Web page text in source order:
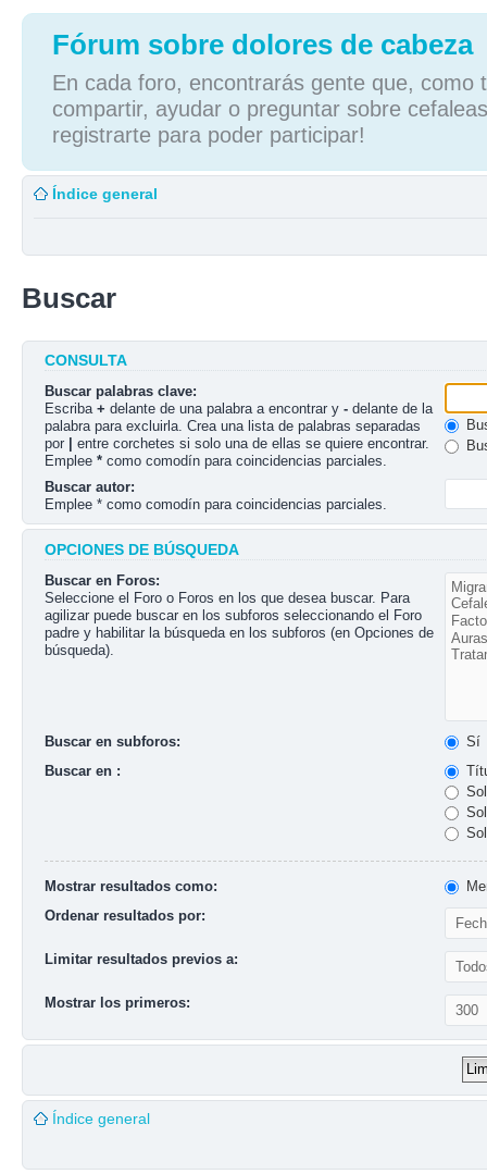
Fórum sobre dolores de cabeza
En cada foro, encontrarás gente que, como
compartir, ayudar o preguntar sobre
registrarte para poder participar!
Índice general
Buscar
CONSULTA
Buscar palabras clave:
Escriba + delante de una palabra a encontrar y - delante de la
palabra para excluirla. Crea una lista de palabras separadas
por
entre corchetes si solo una de ellas se quiere encontrar.
Emplee * como comodín para coincidencias parciales.
Buscar autor:
Emplee * como comodín para coincidencias parciales.
OPCIONES DE BÚSQUEDA
Buscar en Foros:
Seleccione el Foro o Foros en los que desea buscar. Para
agilizar puede buscar en los subforos seleccionando el Foro
padre y habilitar la búsqueda en los subforos (en Opciones de
búsqueda).
Buscar en subforos:
Sí
Buscar en :
Mostrar resultados como:
Ordenar resultados por:
Limitar resultados previos a:
Mostrar los primeros:
Índice general